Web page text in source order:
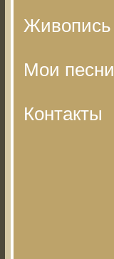
Живопись
Мои песни
Контакты